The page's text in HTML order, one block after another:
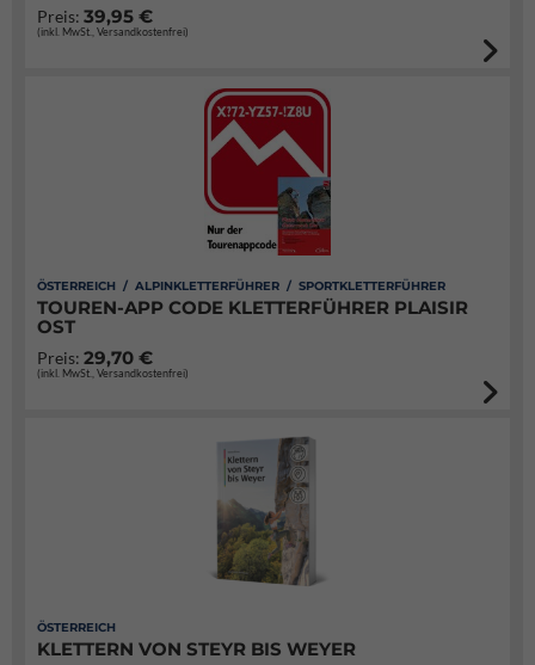
Preis: 39,95 €
(inkl. MwSt., Versandkostenfrei)
ÖSTERREICH / ALPINKLETTERFÜHRER / SPORTKLETTERFÜHRER
TOUREN-APP CODE KLETTERFÜHRER PLAISIR
OST
Preis: 29,70 €
(inkl. MwSt., Versandkostenfrei)
ÖSTERREICH
KLETTERN VON STEYR BIS WEYER